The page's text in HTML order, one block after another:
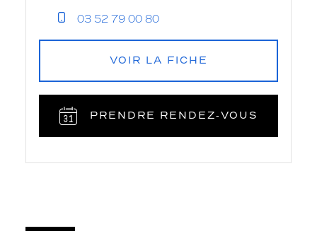
03 52 79 00 80
VOIR LA FICHE
PRENDRE RENDEZ‑VOUS